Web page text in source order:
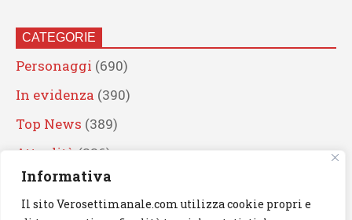
Informativa
Il sito Verosettimanale.com utilizza cookie propri e
CATEGORIE
Personaggi (690)
In evidenza (390)
Top News (389)
Attualità (336)
Eventi(330)
Artisti (241)